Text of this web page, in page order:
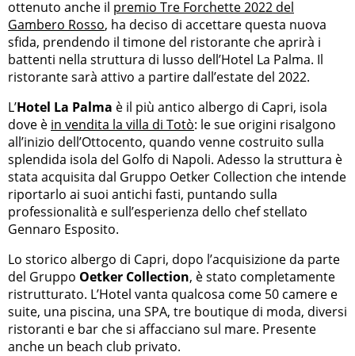
ottenuto anche il premio Tre Forchette 2022 del
Gambero Rosso, ha deciso di accettare questa nuova
sfida, prendendo il timone del ristorante che aprirà i
battenti nella struttura di lusso dell’Hotel La Palma. Il
ristorante sarà attivo a partire dall’estate del 2022.
L’Hotel La Palma è il più antico albergo di Capri, isola
dove è in vendita la villa di Totò: le sue origini risalgono
all’inizio dell’Ottocento, quando venne costruito sulla
splendida isola del Golfo di Napoli. Adesso la struttura è
stata acquisita dal Gruppo Oetker Collection che intende
riportarlo ai suoi antichi fasti, puntando sulla
professionalità e sull’esperienza dello chef stellato
Gennaro Esposito.
Lo storico albergo di Capri, dopo l’acquisizione da parte
del Gruppo Oetker Collection, è stato completamente
ristrutturato. L’Hotel vanta qualcosa come 50 camere e
suite, una piscina, una SPA, tre boutique di moda, diversi
ristoranti e bar che si affacciano sul mare. Presente
anche un beach club privato.